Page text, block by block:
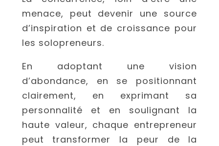
menace, peut devenir une source
d’inspiration et de croissance pour
les solopreneurs.
En adoptant une vision
d’abondance, en se positionnant
clairement, en exprimant sa
personnalité et en soulignant la
haute valeur, chaque entrepreneur
peut transformer la peur de la